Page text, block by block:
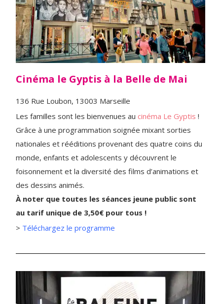
Cinéma le Gyptis à la Belle de Mai
136 Rue Loubon, 13003 Marseille
Les familles sont les bienvenues au cinéma Le Gyptis !
Grâce à une programmation soignée mixant sorties
nationales et rééditions provenant des quatre coins du
monde, enfants et adolescents y découvrent le
foisonnement et la diversité des films d’animations et
des dessins animés.
À noter que toutes les séances jeune public sont
au tarif unique de 3,50€ pour tous !
> Téléchargez le programme